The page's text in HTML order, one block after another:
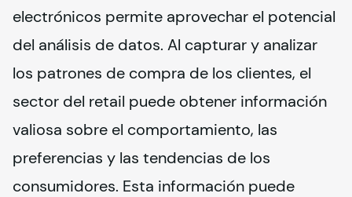
electrónicos permite aprovechar el potencial
del análisis de datos. Al capturar y analizar
los patrones de compra de los clientes, el
sector del retail puede obtener información
valiosa sobre el comportamiento, las
preferencias y las tendencias de los
consumidores. Esta información puede